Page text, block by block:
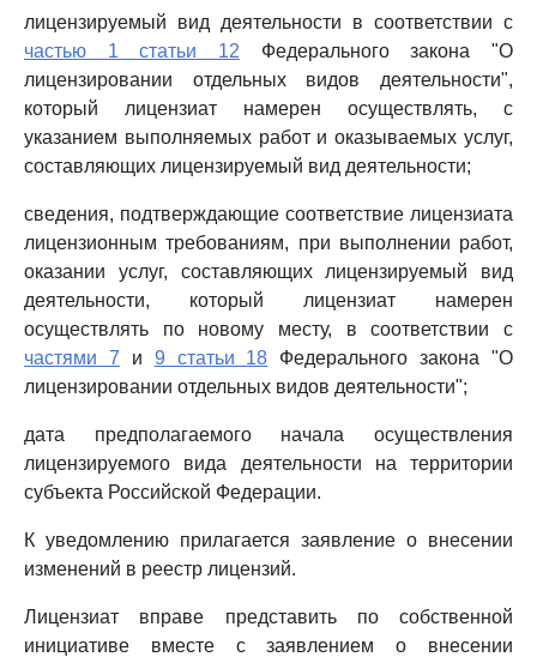
лицензируемый вид деятельности в соответствии с
частью 1 статьи 12 Федерального закона "О
лицензировании отдельных видов деятельности",
который лицензиат намерен осуществлять, с
указанием выполняемых работ и оказываемых услуг,
составляющих лицензируемый вид деятельности;
сведения, подтверждающие соответствие лицензиата
лицензионным требованиям, при выполнении работ,
оказании услуг, составляющих лицензируемый вид
деятельности, который лицензиат намерен
осуществлять по новому месту, в соответствии с
частями 7 и 9 статьи 18 Федерального закона "О
лицензировании отдельных видов деятельности";
дата предполагаемого начала осуществления
лицензируемого вида деятельности на территории
субъекта Российской Федерации.
К уведомлению прилагается заявление о внесении
изменений в реестр лицензий.
Лицензиат вправе представить по собственной
инициативе вместе с заявлением о внесении